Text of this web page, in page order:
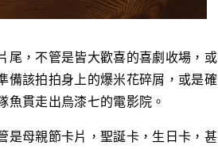
尾，不管是皆大歡喜的喜劇收場，或
備該拍拍身上的爆米花碎屑，或是確
魚貫走出烏漆七的電影院。
是母親節卡片，聖誕卡，生日卡，甚